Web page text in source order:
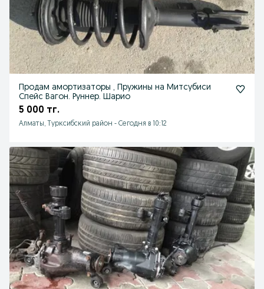
Продам амортизаторы , Пружины на Митсубиси
Спейс Вагон. Руннер. Шарио
5 000 тг.
Алматы, Турксибский район - Сегодня в 10:12